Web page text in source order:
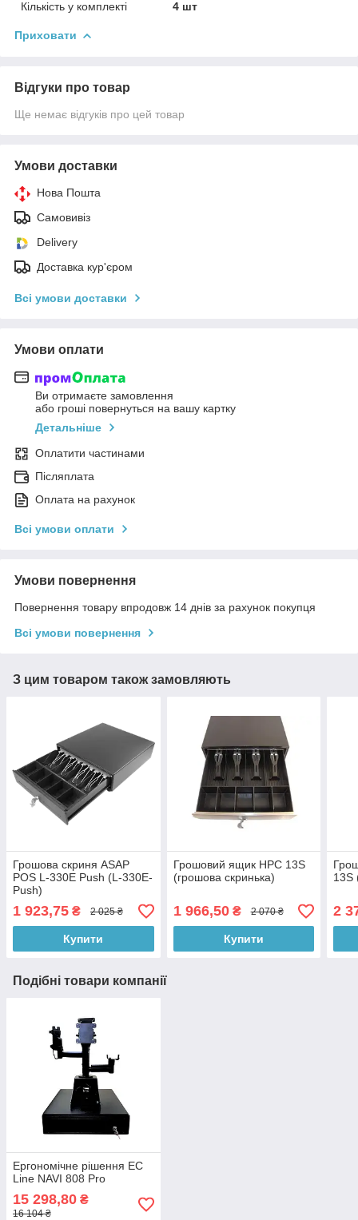
Кількість у комплекті 4 шт
Приховати
Відгуки про товар
Ще немає відгуків про цей товар
Умови доставки
Нова Пошта
Самовивіз
Delivery
Доставка кур'єром
Всі умови доставки
Умови оплати
Ви отримаєте замовлення
або гроші повернуться на вашу картку
Детальніше
Оплатити частинами
Післяплата
Оплата на рахунок
Всі умови оплати
Умови повернення
Повернення товару впродовж 14 днів за рахунок покупця
Всі умови повернення
З цим товаром також замовляють
Грошова скриня ASAP
POS L-330E Push (L-330E-
Push)
1 923,75 ₴ 2 025 ₴
Купити
Грошовий ящик HPC 13S
(грошова скринька)
1 966,50₴ 2 070 ₴
Купити
13S
2
Подібні товари компанії
Ергономічне рішення EC
Line NAVI 808 Pro
15 298,80 ₴
16 104 ₴